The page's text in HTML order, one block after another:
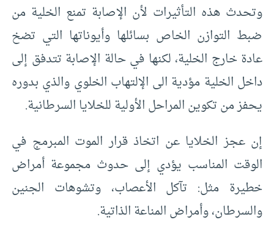
وتحدث هذه التأثيرات لأن الإصابة تمنع الخلية من
ضبط التوازن الخاص بسائلها وأيوناتها التي تضخ
عادة خارج الخلية، لكنها في حالة الإصابة تتدفق إلى
داخل الخلية مؤدية الى الإلتهاب الخلوي والذي بدوره
يحفز من تكوين المراحل الأولية للخلايا السرطانية.
إن عجز الخلايا عن اتخاذ قرار الموت المبرمج في
الوقت المناسب يؤدي إلى حدوث مجموعة أمراض
خطيرة مثل: تآكل الأعصاب، وتشوهات الجنين
والسرطان، وأمراض المناعة الذاتية.